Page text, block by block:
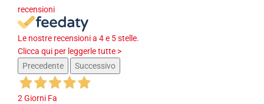
recensioni
Le nostre recensioni a 4 e 5 stelle.
Clicca qui per leggerle tutte >
Precedente
Successivo
2 Giorni Fa